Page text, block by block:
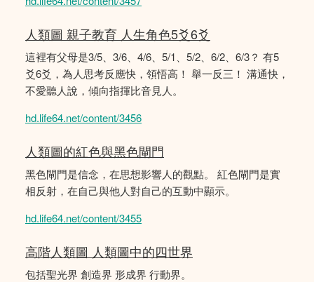
人類圖 親子教育 人生角色5爻6爻
這裡有父母是3/5、3/6、4/6、5/1、5/2、6/2、6/3？ 有5
爻6爻，為人思考反應快，領悟高！ 舉一反三！ 溝通快，
不愛聽人說，傾向指揮比音見人。
hd.life64.net/content/3456
人類圖的紅色與黑色閘門
黑色閘門是信念，在思想影響人的觀點。 紅色閘門是實
相反射，在自己與他人對自己的互動中顯示。
hd.life64.net/content/3455
高階人類圖 人類圖中的四世界
包括聖光界 創造界 形成界 行動界。